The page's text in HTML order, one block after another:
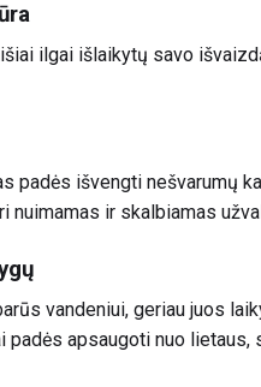
ilgai išlaikytų savo
padės išvengti nešvarumų
nuimamas ir skalbiamas
vandeniui, geriau juos
padės apsaugoti nuo